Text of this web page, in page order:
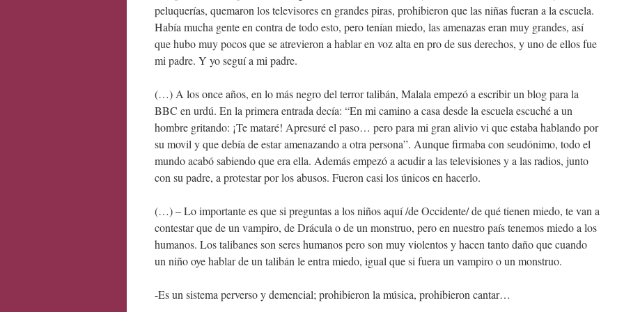
peluquerías, quemaron los televisores en grandes piras, prohibieron que las niñas fueran a la escuela.
Había mucha gente en contra de todo esto, pero tenían miedo, las amenazas eran muy grandes, así
que hubo muy pocos que se atrevieron a hablar en voz alta en pro de sus derechos, y uno de ellos fue
mi padre. Y yo seguí a mi padre.
(…) A los once años, en lo más negro del terror talibán, Malala empezó a escribir un blog para la
BBC en urdú. En la primera entrada decía: “En mi camino a casa desde la escuela escuché a un
hombre gritando: ¡Te mataré! Apresuré el paso… pero para mi gran alivio vi que estaba hablando por
su movil y que debía de estar amenazando a otra persona”. Aunque firmaba con seudónimo, todo el
mundo acabó sabiendo que era ella. Además empezó a acudir a las televisiones y a las radios, junto
con su padre, a protestar por los abusos. Fueron casi los únicos en hacerlo.
(…) – Lo importante es que si preguntas a los niños aquí /de Occidente/ de qué tienen miedo, te van a
contestar que de un vampiro, de Drácula o de un monstruo, pero en nuestro país tenemos miedo a los
humanos. Los talibanes son seres humanos pero son muy violentos y hacen tanto daño que cuando
un niño oye hablar de un talibán le entra miedo, igual que si fuera un vampiro o un monstruo.
-Es un sistema perverso y demencial; prohibieron la música, prohibieron cantar…